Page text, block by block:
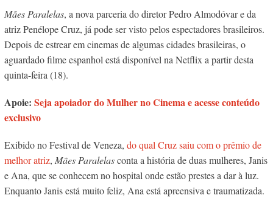
Mães Paralelas, a nova parceria do diretor Pedro Almodóvar e da
atriz Penélope Cruz, já pode ser visto pelos espectadores brasileiros.
Depois de estrear em cinemas de algumas cidades brasileiras, o
aguardado filme espanhol está disponível na Netflix a partir desta
quinta-feira (18).
Apoie: Seja apoiador do Mulher no Cinema e acesse conteúdo
exclusivo
Exibido no Festival de Veneza, do qual Cruz saiu com o prêmio de
melhor atriz, Mães Paralelasconta a história de duas mulheres, Janis
e Ana, que se conhecem no hospital onde estão prestes a dar à luz.
Enquanto Janis está muito feliz, Ana está apreensiva e traumatizada.